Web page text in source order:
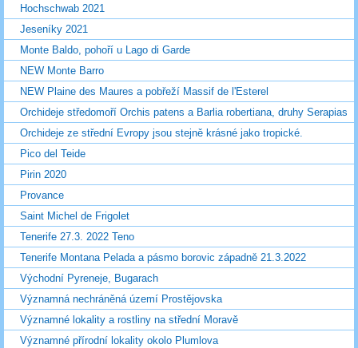
Hochschwab 2021
Jeseníky 2021
Monte Baldo, pohoří u Lago di Garde
NEW Monte Barro
NEW Plaine des Maures a pobřeží Massif de l'Esterel
Orchideje středomoří Orchis patens a Barlia robertiana, druhy Serapias
Orchideje ze střední Evropy jsou stejně krásné jako tropické.
Pico del Teide
Pirin 2020
Provance
Saint Michel de Frigolet
Tenerife 27.3. 2022 Teno
Tenerife Montana Pelada a pásmo borovic západně 21.3.2022
Východní Pyreneje, Bugarach
Významná nechráněná území Prostějovska
Významné lokality a rostliny na střední Moravě
Významné přírodní lokality okolo Plumlova